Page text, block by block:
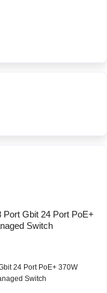
24 Port PoE+ 370W
Switch